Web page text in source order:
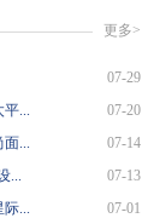
更多>
07-29
07-20
平...
07-14
...
07-13
...
07-01
...